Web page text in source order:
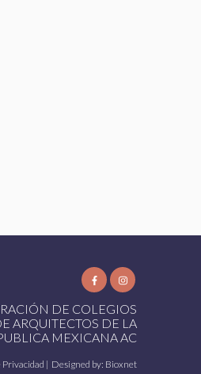
DE COLEGIOS
ARQUITECTOS DE LA
MEXICANA AC
Privacidad | Designed by: Bioxnet